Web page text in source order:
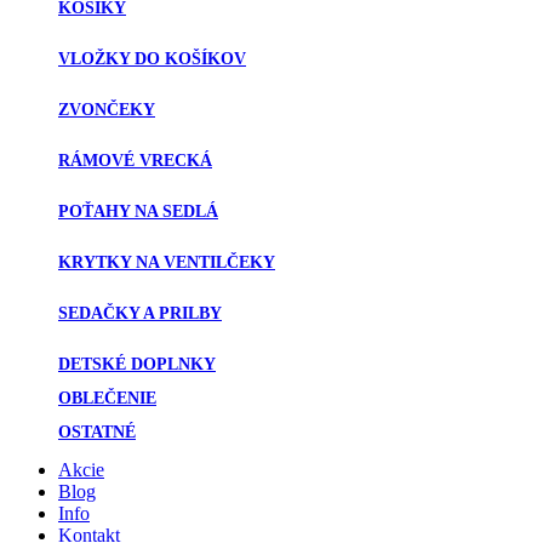
KOŠÍKY
VLOŽKY DO KOŠÍKOV
ZVONČEKY
RÁMOVÉ VRECKÁ
POŤAHY NA SEDLÁ
KRYTKY NA VENTILČEKY
SEDAČKY A PRILBY
DETSKÉ DOPLNKY
OBLEČENIE
OSTATNÉ
Akcie
Blog
Info
Kontakt